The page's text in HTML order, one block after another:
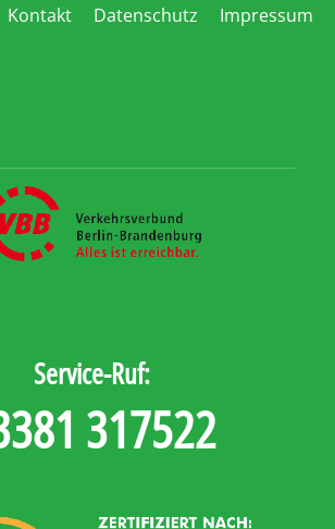
Kontakt Datenschutz Impressum
Service-Ruf:
317522